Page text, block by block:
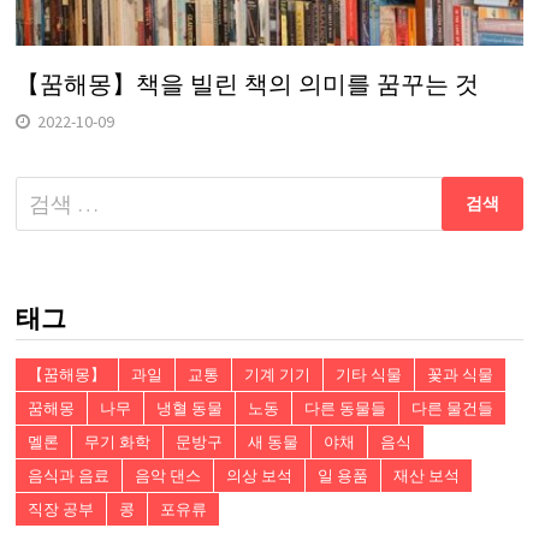
【꿈해몽】책을 빌린 책의 의미를 꿈꾸는 것
2022-10-09
다
음
태그
【꿈해몽】 과일 교통 기계 기기 기타 식물
꽃과 식물
꿈해몽
나무 냉혈 동물 노동 다른 동물들
다른 물건들
멜론
무기 화학 문방구 새 동물 야채
음식
음식과 음료
음악 댄스 의상 보석 일 용품
재산 보석
직장 공부
콩 포유류